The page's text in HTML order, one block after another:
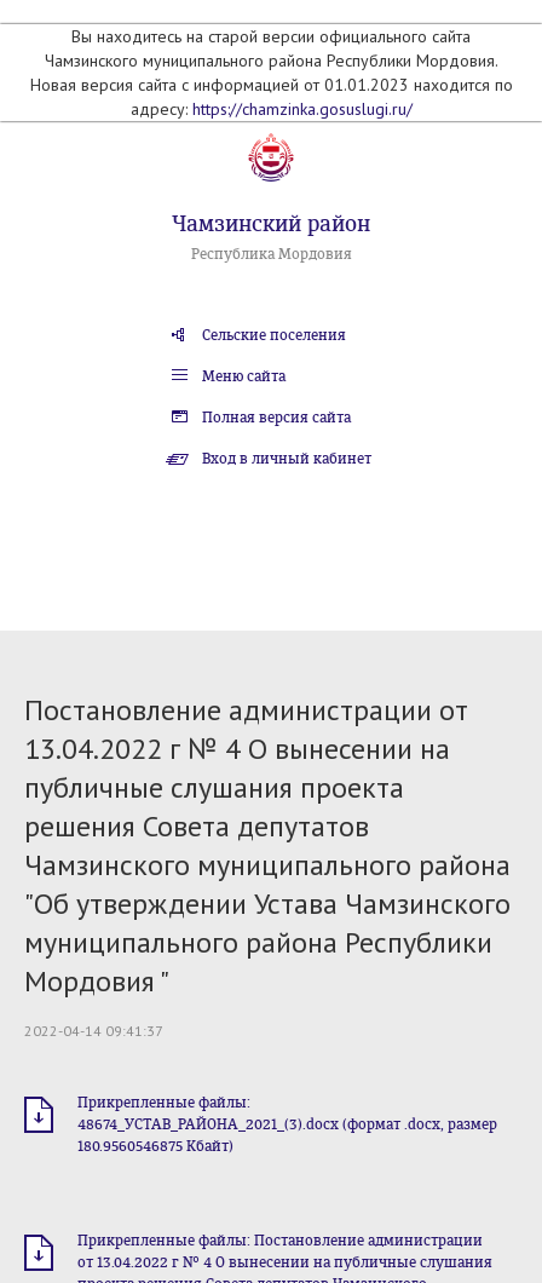
Вы находитесь на старой версии официального сайта
Чамзинского муниципального района Республики Мордовия.
Новая версия сайта с информацией от 01.01.2023 находится по
адресу: https://chamzinka.gosuslugi.ru/
Чамзинский район
Республика Мордовия
Сельские поселения
Меню сайта
Полная версия сайта
Вход в личный кабинет
Постановление администрации от
13.04.2022 г № 4 О вынесении на
публичные слушания проекта
решения Совета депутатов
Чамзинского муниципального района
"Об утверждении Устава Чамзинского
муниципального района Республики
Мордовия "
2022-04-14 09:41:37
Прикрепленные файлы:
48674_УСТАВ_РАЙОНА_2021_(3).docx (формат .docx, размер
180.9560546875 Кбайт)
Прикрепленные файлы: Постановление администрации
от 13.04.2022 г № 4 О вынесении на публичные слушания